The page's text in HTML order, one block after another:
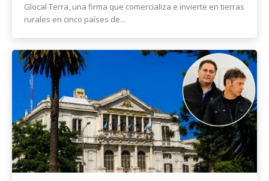
Glocal Terra, una firma que comercializa e invierte en tierras
rurales en cinco países de...